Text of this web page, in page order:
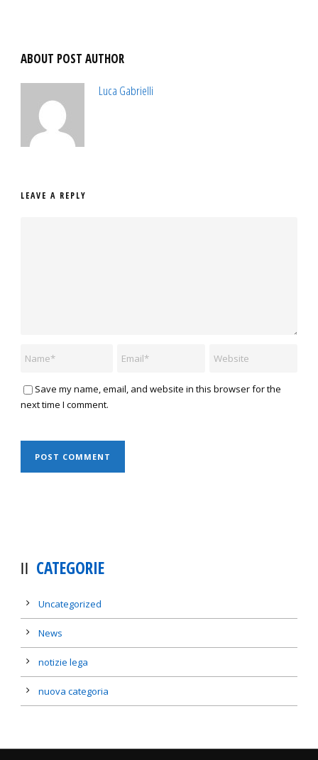
ABOUT POST AUTHOR
Luca Gabrielli
LEAVE A REPLY
Save my name, email, and website in this browser for the
next time I comment.
CATEGORIE
Uncategorized
News
notizie lega
nuova categoria